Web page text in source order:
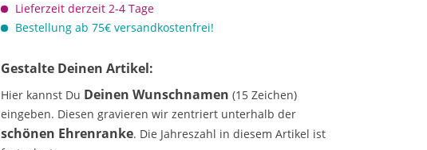
Lieferzeit derzeit 2-4 Tage
Bestellung ab 75€ versandkostenfrei!
Gestalte Deinen Artikel:
Hier kannst Du Deinen Wunschnamen (15 Zeichen)
eingeben. Diesen gravieren wir zentriert unterhalb der
schönen Ehrenranke. Die Jahreszahl in diesem Artikel ist